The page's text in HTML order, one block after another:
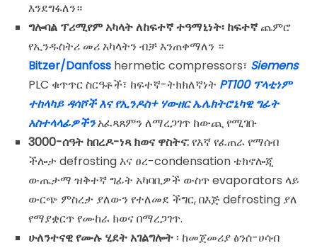
እንደግፋለን።
ግሎባል ፕሪሚየም አካላት ለከፍተኛ ተዓማኒነት፡ ከፍተኛጨምሮ
የኢንዱስትሪ መሪ አካላትን ብቻ እንጠቀማለን ።
Bitzer/Danfoss hermetic compressors፣ Siemens
PLC ቁጥጥር ስርዓቶች፣ ከፍተኛ-ትክክለኛነት PT100 ፕላቲነም
ተከላካይ ዳሳሾች እና የኢንዶስ+ ሃውዘር ኤሌክትሮኒካዊ ግፊት
አስተላላፊዎችንአፈጻጸምን ለማረጋገጥ ከውጪ የሚገቡ
3000-ሰዓት ከበረዶ-ነጻ ክወና ዋስትና:የእኛ የፈጠራ የማሰብ
ችሎታ defrosting እና ፀረ-condensation ቴክኖሎጂ
ውጤታማ ዝቅተኛ ግፊት አካባቢዎች ውስጥ evaporators ላይ
ውርጭ ምስረታ ያለውን የተለመደ ችግር, በእጅ defrosting ያለ
የማያቋርጥ የሙከራ ክወና በማረጋገጥ.
ሁለንተናዊ የሙሉ ሂደት አገልግሎት፡ ከመጀመሪያ ፅንሰ-ሀሳብ